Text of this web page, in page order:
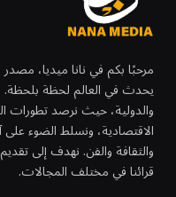
مرحبًا بكم في نانا ميديا،
يحدث في العالم لحظة بلحظة.
والدولية، حيث نرصد تطورات
الاقتصادية، ونسلط الضوء
والثقافة والفن. نهدف إلى
قرائنا في مختلف المجالات.